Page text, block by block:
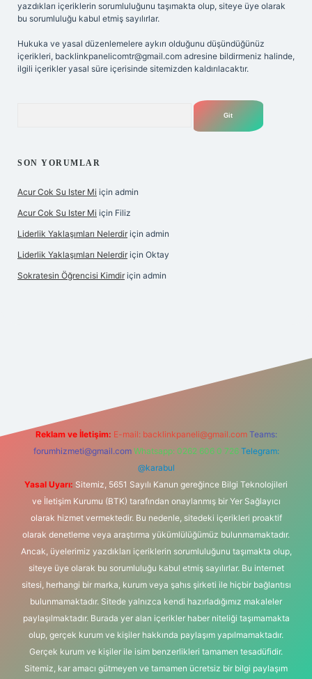
yazdıkları içeriklerin sorumluluğunu taşımakta olup, siteye üye olarak
bu sorumluluğu kabul etmiş sayılırlar.
Hukuka ve yasal düzenlemelere aykırı olduğunu düşündüğünüz
içerikleri, backlinkpanelicomtr@gmail.com adresine bildirmeniz halinde,
ilgili içerikler yasal süre içerisinde sitemizden kaldırılacaktır.
SON YORUMLAR
Acur Cok Su Ister Mi için admin
Acur Cok Su Ister Mi için Filiz
Liderlik Yaklaşımları Nelerdir için admin
Liderlik Yaklaşımları Nelerdir için Oktay
Sokratesin Öğrencisi Kimdir için admin
Reklam ve İletişim: E-mail: backlinkpaneli@gmail.com Teams:
forumhizmeti@gmail.com Whatsapp: 0262 606 0 726 Telegram:
@karabul
Yasal Uyarı: Sitemiz, 5651 Sayılı Kanun gereğince Bilgi Teknolojileri
ve İletişim Kurumu (BTK) tarafından onaylanmış bir Yer Sağlayıcı
olarak hizmet vermektedir. Bu nedenle, sitedeki içerikleri proaktif
olarak denetleme veya araştırma yükümlülüğümüz bulunmamaktadır.
Ancak, üyelerimiz yazdıkları içeriklerin sorumluluğunu taşımakta olup,
siteye üye olarak bu sorumluluğu kabul etmiş sayılırlar. Bu internet
sitesi, herhangi bir marka, kurum veya şahıs şirketi ile hiçbir bağlantısı
bulunmamaktadır. Sitede yalnızca kendi hazırladığımız makaleler
paylaşılmaktadır. Burada yer alan içerikler haber niteliği taşımamakta
olup, gerçek kurum ve kişiler hakkında paylaşım yapılmamaktadır.
Gerçek kurum ve kişiler ile isim benzerlikleri tamamen tesadüfidir.
Sitemiz, kar amacı gütmeyen ve tamamen ücretsiz bir bilgi paylaşım